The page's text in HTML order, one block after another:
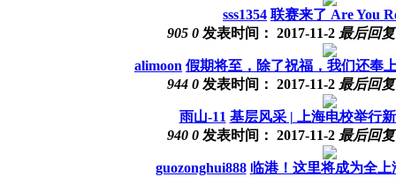
sss1354 联赛来了 Are You
905 0 发表时间： 2017-11-2 最后回
alimoon 假期将至，除了祝福，我们还奉
944 0 发表时间： 2017-11-2 最后回
雨山-11 基层风采 | 上海电校举行
940 0 发表时间： 2017-11-2 最后回
guozonghui888 临港！这里将成为全